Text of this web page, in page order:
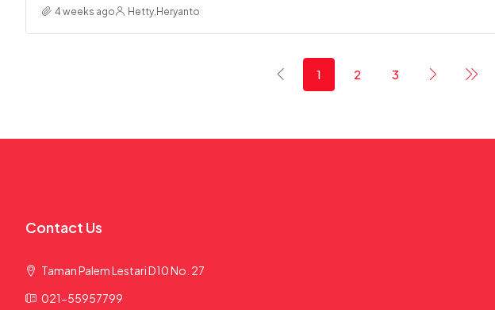
4 weeks ago Hetty Heryanto
1 2 3
Contact Us
Taman Palem Lestari D10 No. 27
021-55957799